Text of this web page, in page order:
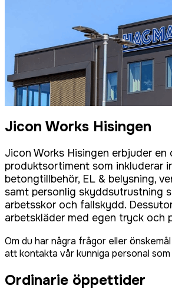
Jicon Works Hisingen
Jicon Works Hisingen erbjuder
produktsortiment som inkluderar
betongtillbehör, EL & belysning,
samt personlig skyddsutrustning
arbetsskor och fallskydd.
arbetskläder med egen tryck och
Om du har några frågor eller
att kontakta vår kunniga personal som
Ordinarie öppettider